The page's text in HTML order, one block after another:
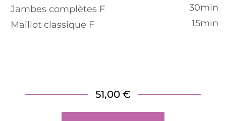
Jambes complètes F
30min
Maillot classique F
15min
51,00 €